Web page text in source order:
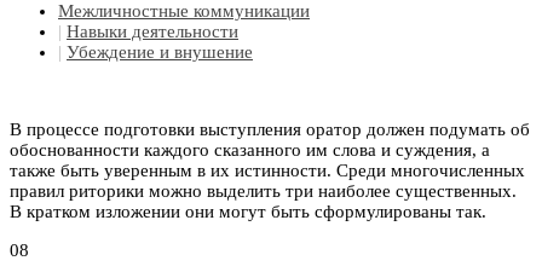
Межличностные коммуникации
| Навыки деятельности
| Убеждение и внушение
В процессе подготовки выступления оратор должен подумать об
обоснованности каждого сказанного им слова и суждения, а
также быть уверенным в их истинности. Среди многочисленных
правил риторики можно выделить три наиболее существенных.
В кратком изложении они могут быть сформулированы так.
08